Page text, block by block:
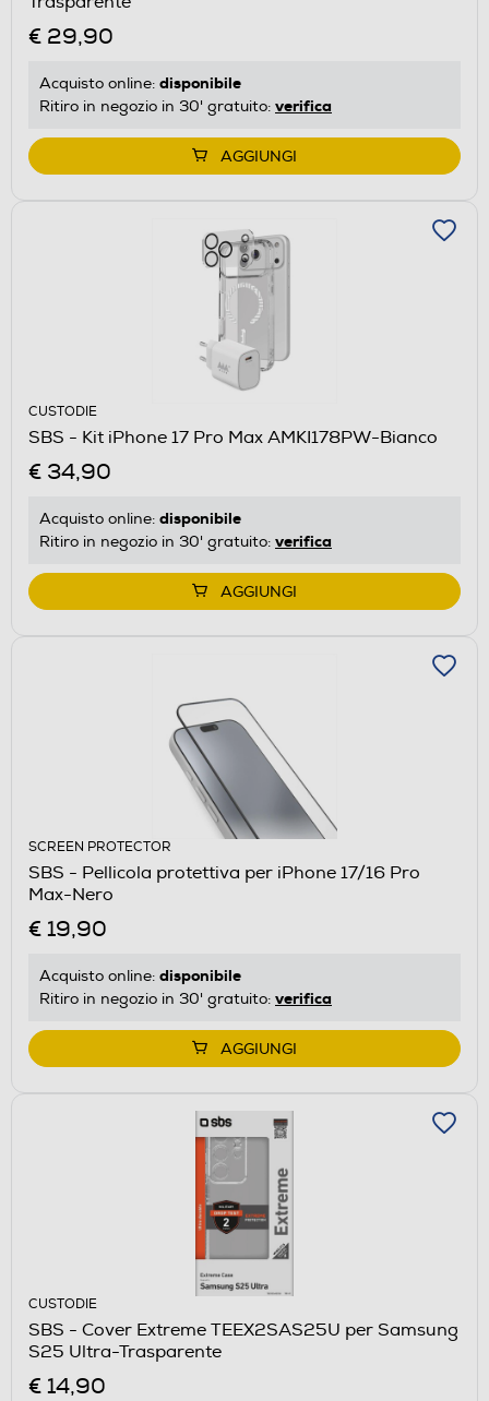
€ 29,90
Acquisto online: disponibile
Ritiro in negozio in 30' gratuito: verifica
AGGIUNGI
CUSTODIE
SBS - Kit iPhone 17 Pro Max AMKI178PW-Bianco
€ 34,90
Acquisto online: disponibile
Ritiro in negozio in 30' gratuito: verifica
AGGIUNGI
SCREEN PROTECTOR
SBS - Pellicola protettiva per iPhone 17/16 Pro
Max-Nero
€ 19,90
Acquisto online: disponibile
Ritiro in negozio in 30' gratuito: verifica
AGGIUNGI
CUSTODIE
SBS - Cover Extreme TEEX2SAS25U per Samsung
S25 Ultra-Trasparente
€ 14,90